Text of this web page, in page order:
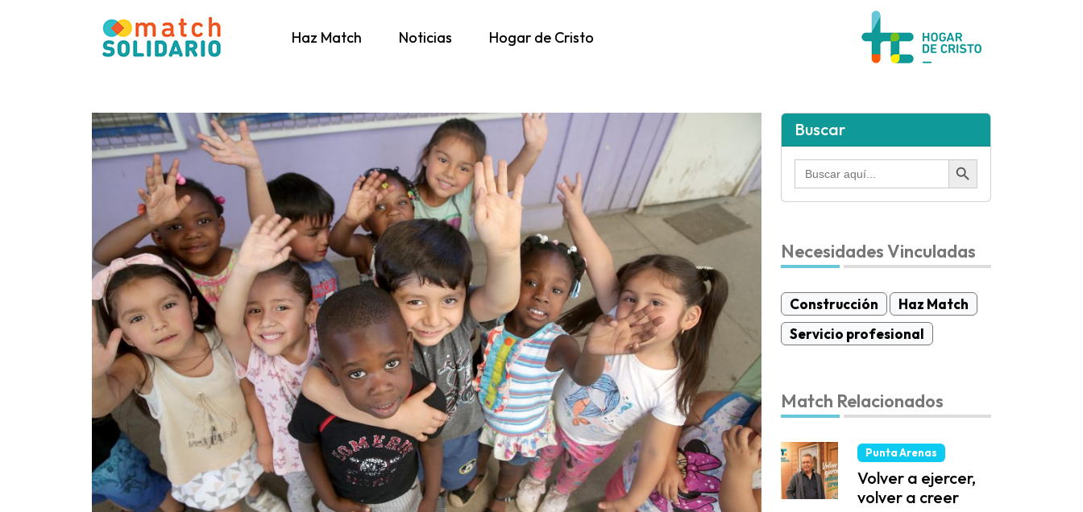
Haz Match Noticias Hogar de Cristo
Buscar
Buscar: Botón de búsqueda
Necesidades Vinculadas
Construcción
Haz Match
Servicio profesional
Match Relacionados
Punta Arenas
Volver a ejercer,
volver a creer